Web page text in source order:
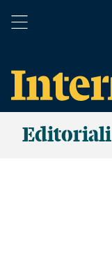
Editoriali